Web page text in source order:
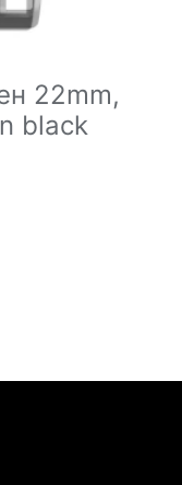
22mm,
black
22mm,
black